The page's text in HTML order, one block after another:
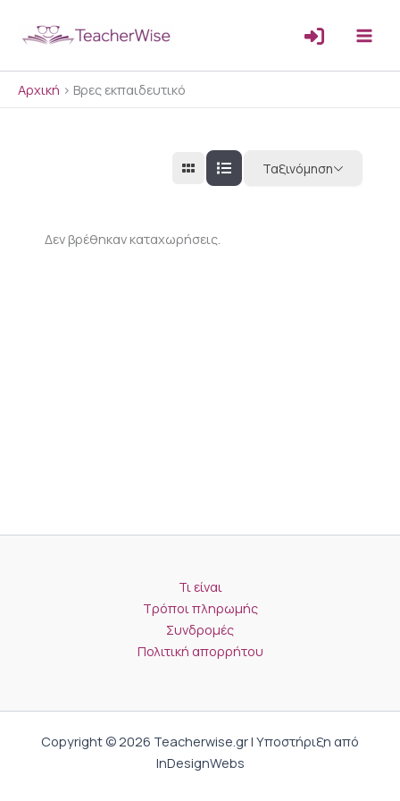
Αρχική > Βρες εκπαιδευτικό
Ταξινόμηση
Δεν βρέθηκαν καταχωρήσεις.
Τι είναι
Τρόποι πληρωμής
Συνδρομές
Πολιτική απορρήτου
Copyright © 2026 Teacherwise.gr | Υποστήριξη από
InDesignWebs